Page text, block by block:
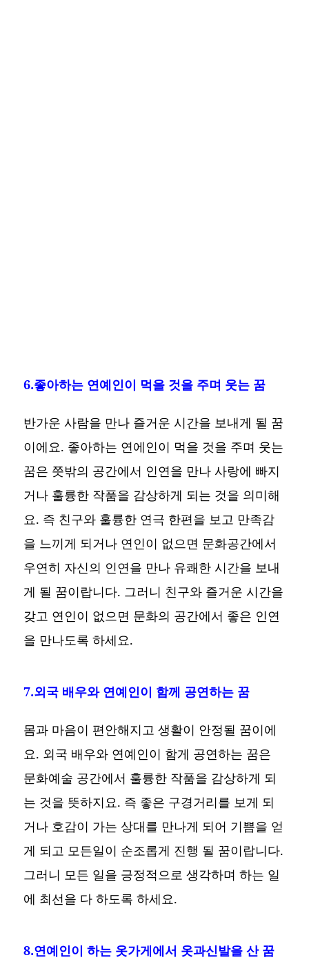
6.좋아하는 연예인이 먹을 것을 주며 웃는 꿈
반가운 사람을 만나 즐거운 시간을 보내게 될 꿈
이에요. 좋아하는 연에인이 먹을 것을 주며 웃는
꿈은 쯧밖의 공간에서 인연을 만나 사랑에 빠지
거나 훌륭한 작품을 감상하게 되는 것을 의미해
요. 즉 친구와 훌륭한 연극 한편을 보고 만족감
을 느끼게 되거나 연인이 없으면 문화공간에서
우연히 자신의 인연을 만나 유쾌한 시간을 보내
게 될 꿈이랍니다. 그러니 친구와 즐거운 시간을
갖고 연인이 없으면 문화의 공간에서 좋은 인연
을 만나도록 하세요.
7.외국 배우와 연예인이 함께 공연하는 꿈
몸과 마음이 편안해지고 생활이 안정될 꿈이에
요. 외국 배우와 연예인이 함게 공연하는 꿈은
문화예술 공간에서 훌륭한 작품을 감상하게 되
는 것을 뜻하지요. 즉 좋은 구경거리를 보게 되
거나 호감이 가는 상대를 만나게 되어 기쁨을 얻
게 되고 모든일이 순조롭게 진행 될 꿈이랍니다.
그러니 모든 일을 긍정적으로 생각하며 하는 일
에 최선을 다 하도록 하세요.
8.연예인이 하는 옷가게에서 옷과신발을 산 꿈